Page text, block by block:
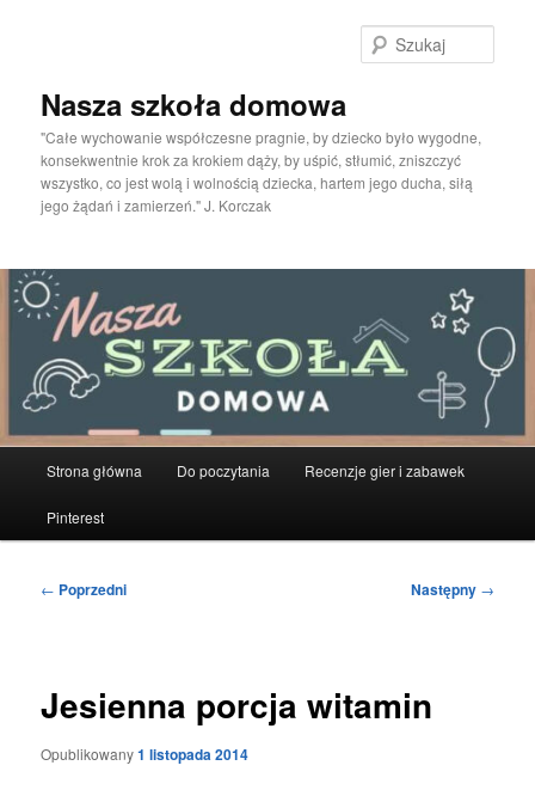
Nasza szkoła domowa
"Całe wychowanie współczesne pragnie, by dziecko było wygodne,
konsekwentnie krok za krokiem dąży, by uśpić, stłumić, zniszczyć
wszystko, co jest wolą i wolnością dziecka, hartem jego ducha, siłą
jego żądań i zamierzeń." J. Korczak
Strona główna Do poczytania Recenzje gier i zabawek
Pinterest
Nawigacja
← Poprzedni Następny →
Jesienna porcja witamin
Opublikowany1 listopada 2014